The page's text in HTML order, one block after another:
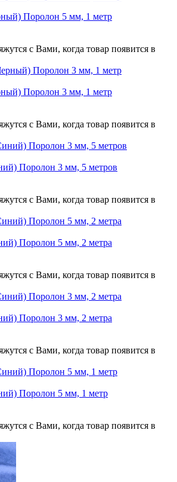
Поролон 5 мм, 1 метр
с Вами, когда товар появится в
Поролон 3 мм, 1 метр
с Вами, когда товар появится в
Поролон 3 мм, 5 метров
с Вами, когда товар появится в
Поролон 5 мм, 2 метра
с Вами, когда товар появится в
Поролон 3 мм, 2 метра
с Вами, когда товар появится в
Поролон 5 мм, 1 метр
с Вами, когда товар появится в